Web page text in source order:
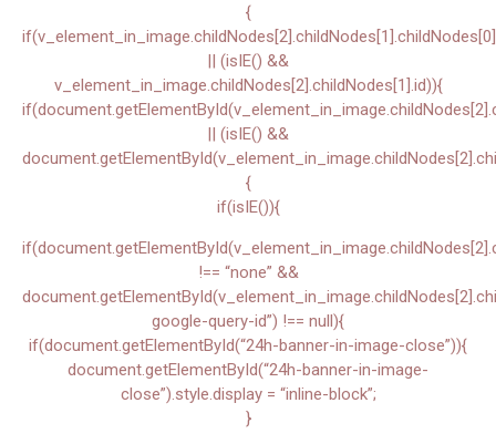
{
|| (isIE() &&
v_element_in_image.childNodes[2].childNodes[1].id)){
|| (isIE() &&
{
if(isIE()){
!== “none” &&
google-query-id”) !== null){
if(document.getElementById(“24h-banner-in-image-close”)){
document.getElementById(“24h-banner-in-image-
close”).style.display = “inline-block”;
}